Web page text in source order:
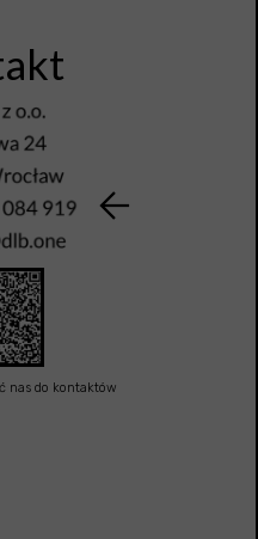
nas do kontaktów